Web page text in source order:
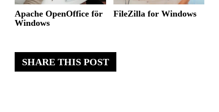
SHARE THIS POST
Apache OpenOffice för
Windows
FileZilla for Windows